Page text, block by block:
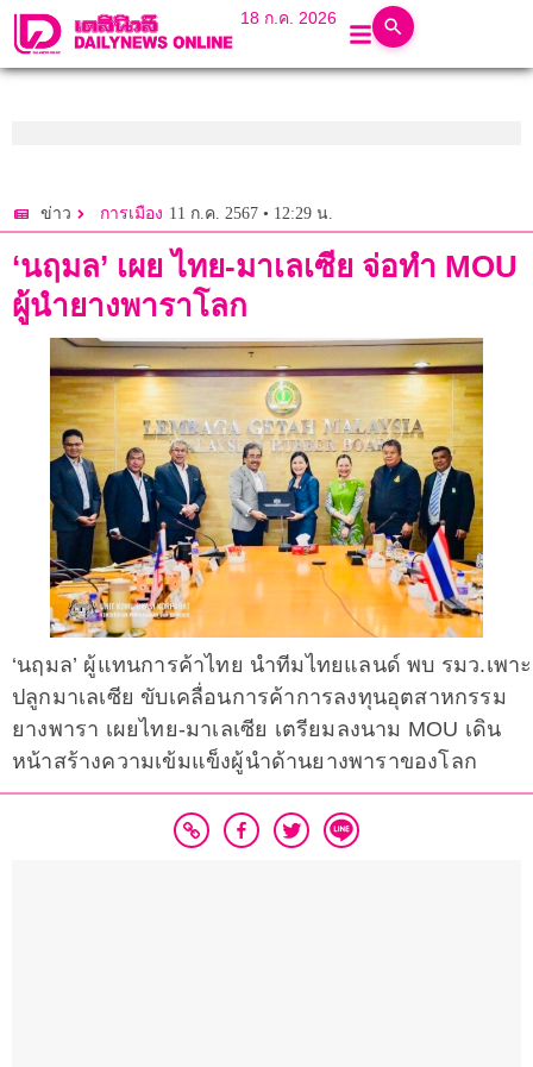
18 ก.ค. 2026
ข่าว การเมือง 11 ก.ค. 2567 • 12:29 น.
‘นฤมล’ เผย ไทย-มาเลเซีย จ่อทำ MOU
ผู้นำยางพาราโลก
‘นฤมล’ ผู้แทนการค้าไทย นำทีมไทยแลนด์ พบ รมว.เพาะ
ปลูกมาเลเซีย ขับเคลื่อนการค้าการลงทุนอุตสาหกรรม
ยางพารา เผยไทย-มาเลเซีย เตรียมลงนาม MOU เดิน
หน้าสร้างความเข้มแข็งผู้นำด้านยางพาราของโลก